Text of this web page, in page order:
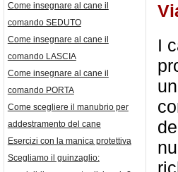
Come insegnare al cane il
comando SEDUTO
Come insegnare al cane il
comando LASCIA
Come insegnare al cane il
comando PORTA
Come scegliere il manubrio per
addestramento del cane
Esercizi con la manica protettiva
Scegliamo il guinzaglio:
I